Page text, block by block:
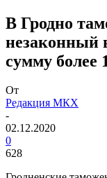
В Гродно
незаконный
сумму более
От
Редакция МКХ
-
02.12.2020
0
628